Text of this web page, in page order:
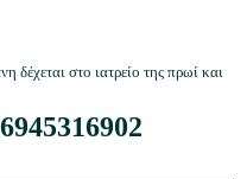
δέχεται στο ιατρείο της πρωί και
6945316902